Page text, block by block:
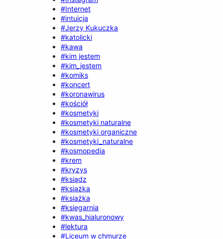
#Internet
#intuicja
#Jerzy Kukuczka
#katolicki
#kawa
#kim jestem
#kim_jestem
#komiks
#koncert
#koronawirus
#kościół
#kosmetyki
#kosmetyki naturalne
#kosmetyki organiczne
#kosmetyki_naturalne
#kosmopedia
#krem
#kryzys
#ksiądz
#książka
#ksiażka
#księgarnia
#kwas_hialuronowy
#lektura
#Liceum w chmurze